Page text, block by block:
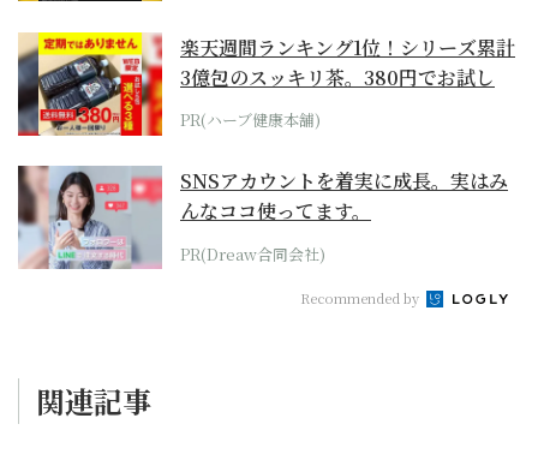
楽天週間ランキング1位！シリーズ累計
3億包のスッキリ茶。380円でお試し
PR(ハーブ健康本舗)
SNSアカウントを着実に成長。実はみ
んなココ使ってます。
PR(Dreaw合同会社)
Recommended by
関連記事